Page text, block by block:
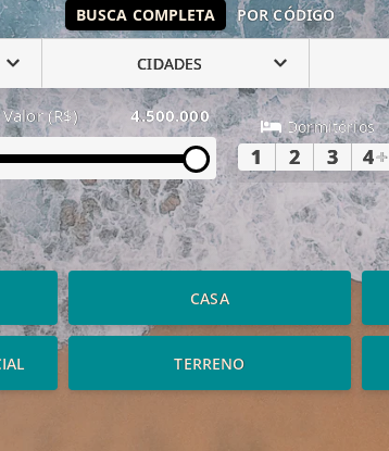
BUSCA COMPLETA POR CÓDIGO
CIDADES
Valor (R$) 4.500.000 Dormitórios
1 2 3 4+
CASA
TERRENO